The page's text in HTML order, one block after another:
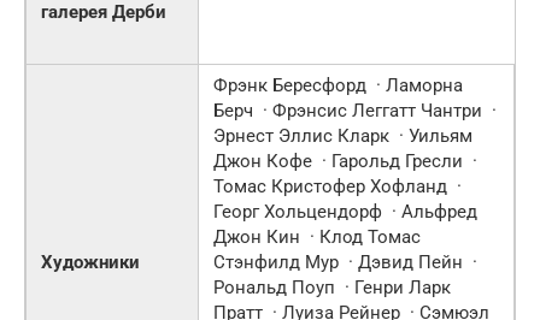
галерея Дерби
Художники
Фрэнк Бересфорд · Ламорна
Берч · Фрэнсис Леггатт Чантри ·
Эрнест Эллис Кларк · Уильям
Джон Кофе · Гарольд Гресли ·
Томас Кристофер Хофланд ·
Георг Хольцендорф · Альфред
Джон Кин · Клод Томас
Стэнфилд Мур · Дэвид Пейн ·
Рональд Поуп · Генри Ларк
Пратт · Луиза Рейнер · Сэмюэл